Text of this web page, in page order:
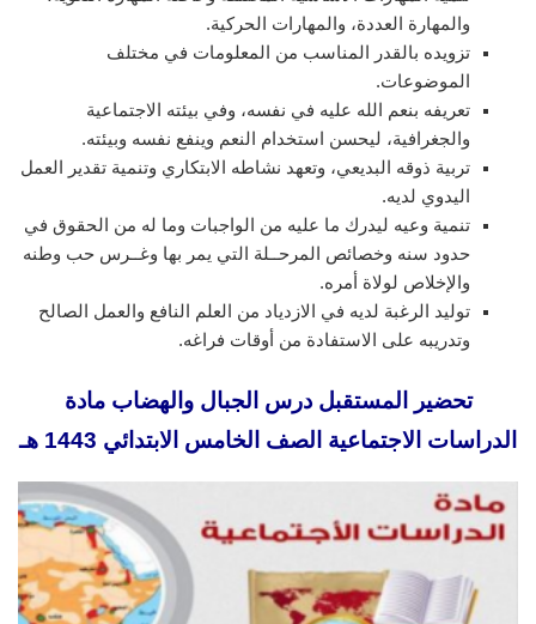
والمهارة العددة، والمهارات الحركية.
تزويده بالقدر المناسب من المعلومات في مختلف
الموضوعات.
تعريفه بنعم الله عليه في نفسه، وفي بيئته الاجتماعية
والجغرافية، ليحسن استخدام النعم وينفع نفسه وبيئته.
تربية ذوقه البديعي، وتعهد نشاطه الابتكاري وتنمية تقدير العمل
اليدوي لديه.
تنمية وعيه ليدرك ما عليه من الواجبات وما له من الحقوق في
حدود سنه وخصائص المرحــلة التي يمر بها وغــرس حب وطنه
والإخلاص لولاة أمره.
توليد الرغبة لديه في الازدياد من العلم النافع والعمل الصالح
وتدريبه على الاستفادة من أوقات فراغه.
تحضير المستقبل درس الجبال والهضاب مادة
الدراسات الاجتماعية الصف الخامس الابتدائي 1443 هـ